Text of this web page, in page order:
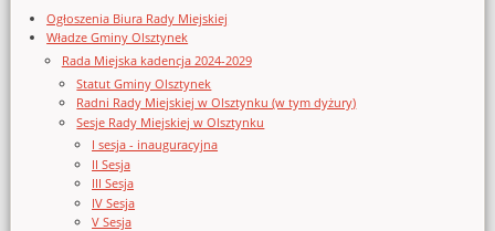
Ogłoszenia Biura Rady Miejskiej
Władze Gminy Olsztynek
Rada Miejska kadencja 2024-2029
Statut Gminy Olsztynek
Radni Rady Miejskiej w Olsztynku (w tym dyżury)
Sesje Rady Miejskiej w Olsztynku
I sesja - inauguracyjna
II Sesja
III Sesja
IV Sesja
V Sesja